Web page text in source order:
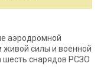
аэродромной
живой силы и военной
шесть снарядов РСЗО